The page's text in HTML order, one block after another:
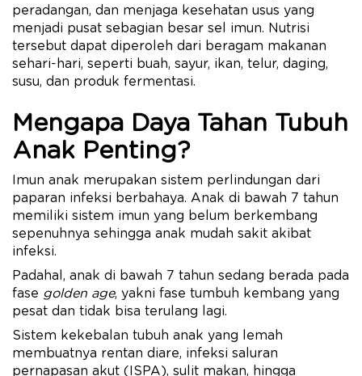
peradangan, dan menjaga kesehatan usus yang
menjadi pusat sebagian besar sel imun. Nutrisi
tersebut dapat diperoleh dari beragam makanan
sehari-hari, seperti buah, sayur, ikan, telur, daging,
susu, dan produk fermentasi.
Mengapa Daya Tahan Tubuh
Anak Penting?
Imun anak merupakan sistem perlindungan dari
paparan infeksi berbahaya. Anak di bawah 7 tahun
memiliki sistem imun yang belum berkembang
sepenuhnya sehingga anak mudah sakit akibat
infeksi.
Padahal, anak di bawah 7 tahun sedang berada pada
fase golden age, yakni fase tumbuh kembang yang
pesat dan tidak bisa terulang lagi.
Sistem kekebalan tubuh anak yang lemah
membuatnya rentan diare, infeksi saluran
pernapasan akut (ISPA), sulit makan, hingga